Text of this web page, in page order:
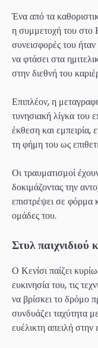
Ένα από τα
η συμμετοχή του
συνεισφορές του
να φτάσει στα
στην διεθνή του
Επιπλέον, η
τυνησιακή λίγκα του
έκθεση και εμπειρία,
τη φήμη του ως
Οι τραυματισμοί
δοκιμάζοντας την
επιστρέψει σε φόρμα
ομάδες του.
Στυλ παιχνιδιού
Ο Κενίσι παίζει
ευκινησία του, τις
να βρίσκει το δρόμο
συνδυάζει ταχύτητα
ευέλικτη απειλή στην